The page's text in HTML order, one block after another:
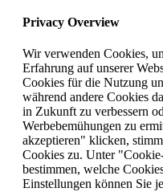
Privacy Overview
Wir verwenden Cookies,
Erfahrung auf unserer
Cookies für die Nutzung
während andere Cookies
in Zukunft zu verbessern
Werbebemühungen zu
akzeptieren" klicken,
Cookies zu. Unter
bestimmen, welche
Einstellungen können Sie